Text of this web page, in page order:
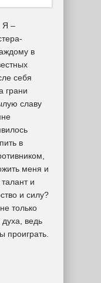
Я –
в
себя
грани
славу
в
меня и
и
и силу?
только
ведь
проиграть.